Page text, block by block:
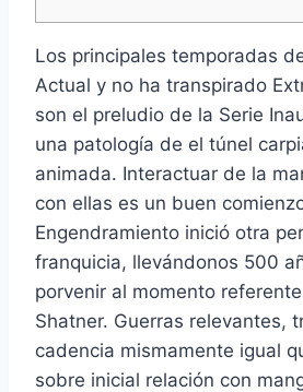
Los principales temporadas
Actual y no ha transpirado
son el preludio de la Serie
una patologí­a de el túnel
animada. Interactuar de la
con ellas es un buen
Engendramiento inició otra
franquicia, llevándonos 500
porvenir al momento
Shatner. Guerras relevantes,
cadencia mismamente­ igual
sobre inicial relación con